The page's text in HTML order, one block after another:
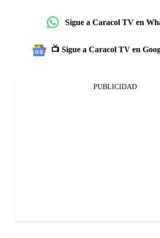
Sigue a Caracol TV en
📺 Sigue a Caracol TV en
PUBLICIDAD